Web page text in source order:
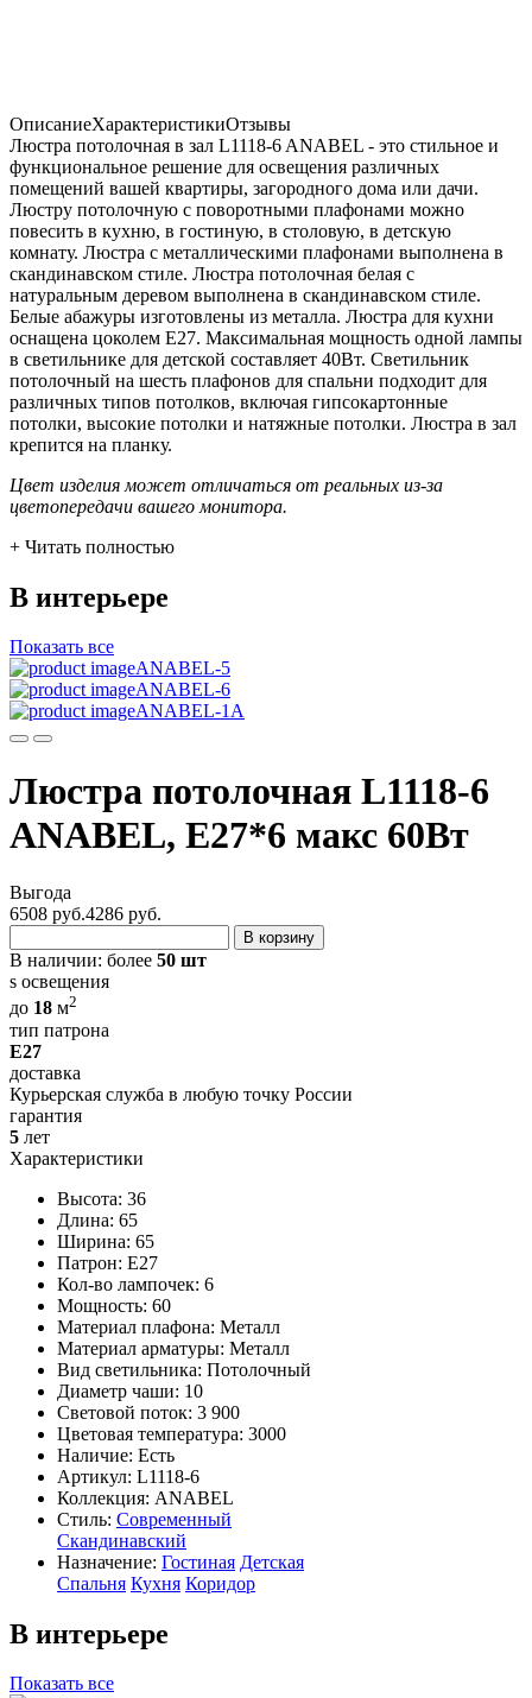
ОписаниеХарактеристикиОтзывы
Люстра потолочная в зал L1118-6 ANABEL - это стильное и
функциональное решение для освещения различных
помещений вашей квартиры, загородного дома или дачи.
Люстру потолочную с поворотными плафонами можно
повесить в кухню, в гостиную, в столовую, в детскую
комнату. Люстра с металлическими плафонами выполнена в
скандинавском стиле. Люстра потолочная белая с
натуральным деревом выполнена в скандинавском стиле.
Белые абажуры изготовлены из металла. Люстра для кухни
оснащена цоколем Е27. Максимальная мощность одной лампы
в светильнике для детской составляет 40Вт. Светильник
потолочный на шесть плафонов для спальни подходит для
различных типов потолков, включая гипсокартонные
потолки, высокие потолки и натяжные потолки. Люстра в зал
крепится на планку.
Цвет изделия может отличаться от реальных из-за
цветопередачи вашего монитора.
+ Читать полностью
В интерьере
Показать все
ANABEL-5
ANABEL-6
ANABEL-1A
Люстра потолочная L1118-6
ANABEL, Е27*6 макс 60Вт
Выгода
6508 руб.4286 руб.
В корзину
В наличии: более 50 шт
s освещения
до 18 м2
тип патрона
E27
доставка
Курьерская служба в любую точку России
гарантия
5 лет
Характеристики
Высота: 36
Длина: 65
Ширина: 65
Патрон: E27
Кол-во лампочек: 6
Мощность: 60
Материал плафона: Металл
Материал арматуры: Металл
Вид светильника: Потолочный
Диаметр чаши: 10
Световой поток: 3 900
Цветовая температура: 3000
Наличие: Есть
Артикул: L1118-6
Коллекция: ANABEL
Стиль: Современный
Скандинавский
Назначение: Гостиная Детская
Спальня Кухня Коридор
В интерьере
Показать все